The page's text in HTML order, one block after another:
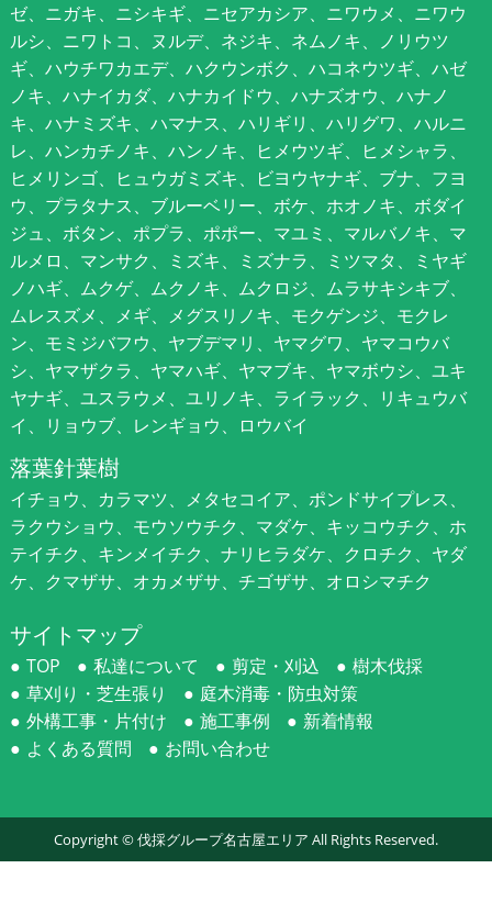
ゼ、ニガキ、ニシキギ、ニセアカシア、ニワウメ、ニワウ
ルシ、ニワトコ、ヌルデ、ネジキ、ネムノキ、ノリウツ
ギ、ハウチワカエデ、ハクウンボク、ハコネウツギ、ハゼ
ノキ、ハナイカダ、ハナカイドウ、ハナズオウ、ハナノ
キ、ハナミズキ、ハマナス、ハリギリ、ハリグワ、ハルニ
レ、ハンカチノキ、ハンノキ、ヒメウツギ、ヒメシャラ、
ヒメリンゴ、ヒュウガミズキ、ビヨウヤナギ、ブナ、フヨ
ウ、プラタナス、ブルーベリー、ボケ、ホオノキ、ボダイ
ジュ、ボタン、ポプラ、ポポー、マユミ、マルバノキ、マ
ルメロ、マンサク、ミズキ、ミズナラ、ミツマタ、ミヤギ
ノハギ、ムクゲ、ムクノキ、ムクロジ、ムラサキシキブ、
ムレスズメ、メギ、メグスリノキ、モクゲンジ、モクレ
ン、モミジバフウ、ヤブデマリ、ヤマグワ、ヤマコウバ
シ、ヤマザクラ、ヤマハギ、ヤマブキ、ヤマボウシ、ユキ
ヤナギ、ユスラウメ、ユリノキ、ライラック、リキュウバ
イ、リョウブ、レンギョウ、ロウバイ
落葉針葉樹
イチョウ、カラマツ、メタセコイア、ポンドサイプレス、
ラクウショウ、モウソウチク、マダケ、キッコウチク、ホ
テイチク、キンメイチク、ナリヒラダケ、クロチク、ヤダ
ケ、クマザサ、オカメザサ、チゴザサ、オロシマチク
サイトマップ
TOP 私達について 剪定・刈込
樹木伐採
草刈り・芝生張り
庭木消毒・防虫対策
外構工事・片付け
施工事例
新着情報
よくある質問
お問い合わせ
Copyright ©伐採グループ名古屋エリア All Rights Reserved.